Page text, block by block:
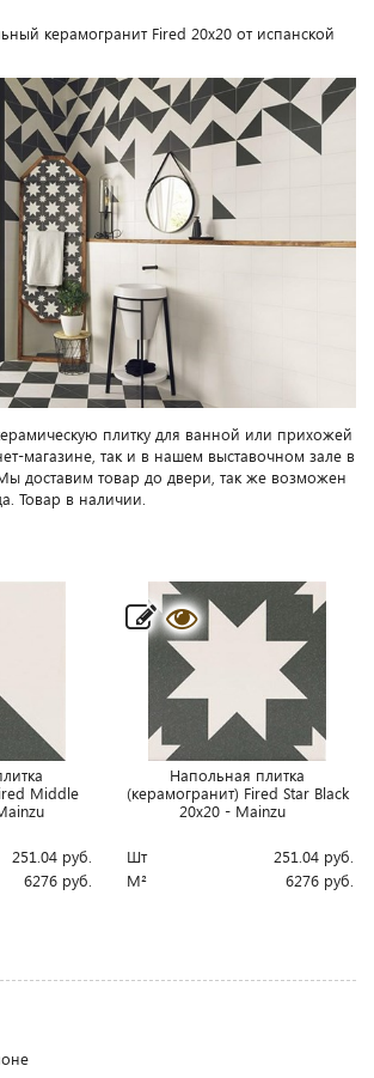
керамогранит Fired 20x20 от испанской
плитку для ванной или прихожей
магазине, так и в нашем выставочном зале в
доставим товар до двери, так же возможен
Товар в наличии.
Middle
251.04 руб.
6276 руб.
Напольная плитка
(керамогранит) Fired Star Black
20x20 - Mainzu
Шт 251.04 руб.
М²
6276 руб.